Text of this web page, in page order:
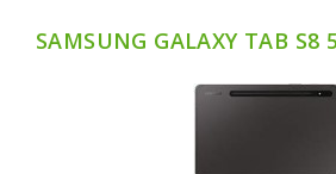
SAMSUNG GALAXY TAB S8